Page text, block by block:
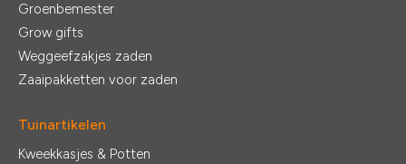
Groenbemester
Grow gifts
Weggeefzakjes zaden
Zaaipakketten voor zaden
Tuinartikelen
Kweekkasjes & Potten